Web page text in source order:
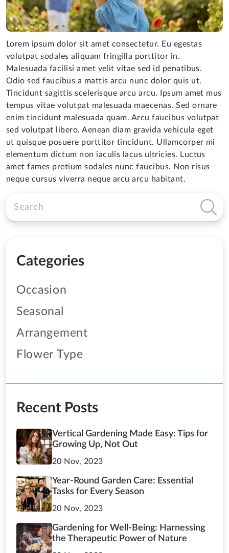
Lorem ipsum dolor sit amet consectetur. Eu egestas
volutpat sodales aliquam fringilla porttitor in.
Malesuada facilisi amet velit vitae sed id penatibus.
Odio sed faucibus a mattis arcu nunc dolor quis ut.
Tincidunt sagittis scelerisque arcu arcu. Ipsum amet mus
tempus vitae volutpat malesuada maecenas. Sed ornare
enim tincidunt malesuada quam. Arcu faucibus volutpat
sed volutpat libero. Aenean diam gravida vehicula eget
ut quisque posuere porttitor tincidunt. Ullamcorper mi
elementum dictum non iaculis lacus ultricies. Luctus
amet fames pretium sodales nunc faucibus. Non risus
neque cursus viverra neque arcu arcu habitant.
Categories
Occasion
Seasonal
Arrangement
Flower Type
Recent Posts
Vertical Gardening Made Easy: Tips for
Growing Up, Not Out
20 Nov, 2023
Year-Round Garden Care: Essential
Tasks for Every Season
20 Nov, 2023
Gardening for Well-Being: Harnessing
the Therapeutic Power of Nature